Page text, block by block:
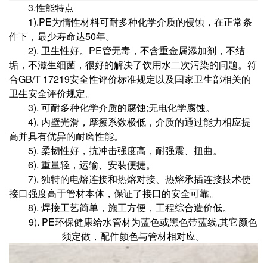
3.性能特点
1).PE为惰性材料可耐多种化学介质的侵蚀，在正常条
件下，最少寿命达50年。
2). 卫生性好。PE管无毒，不含重金属添加剂，不结
垢，不滋生细菌，很好的解决了饮用水二次污染的问题。符
合GB/T 17219安全性评价标准规定以及国家卫生部相关的
卫生安全评价规定。
3). 可耐多种化学介质的腐蚀;无电化学腐蚀。
4). 内壁光滑，摩擦系数极低，介质的通过能力相应提
高并具有优异的耐磨性能。
5). 柔韧性好，抗冲击强度高，耐强震、扭曲。
6). 重量轻，运输、安装便捷。
7). 独特的电熔连接和热熔对接、热熔承插连接技术使
接口强度高于管材本体，保证了接口的安全可靠。
8). 焊接工艺简单，施工方便，工程综合造价低。
9). PE环保健康给水管材为蓝色或黑色带蓝线,其它颜色
须定做，配件颜色与管材相对应。